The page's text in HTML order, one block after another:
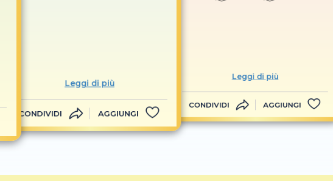
Leggi di più
CONDIVIDI AGGIUNGI
Leggi di più
CONDIVIDI AGGIUNGI